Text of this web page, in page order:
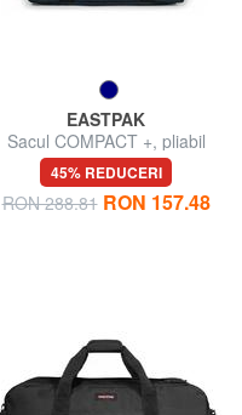
EASTPAK
Sacul COMPACT +, pliabil
45% REDUCERI
RON 288.81 RON 157.48